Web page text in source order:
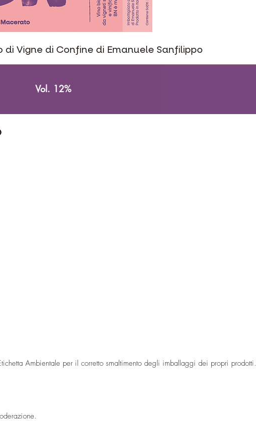
Vigne di Confine di Emanuele Sanfilippo
Vol. 12%
Ambientale per il corretto smaltimento degli imballaggi dei propri prodotti.